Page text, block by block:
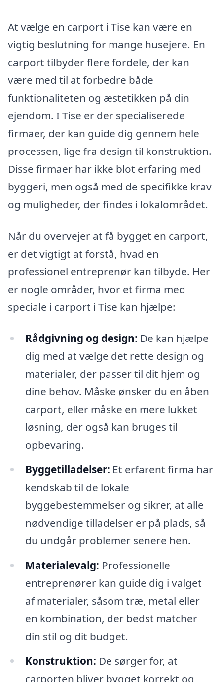
At vælge en carport i Tise kan være en
vigtig beslutning for mange husejere. En
carport tilbyder flere fordele, der kan
være med til at forbedre både
funktionaliteten og æstetikken på din
ejendom. I Tise er der specialiserede
firmaer, der kan guide dig gennem hele
processen, lige fra design til konstruktion.
Disse firmaer har ikke blot erfaring med
byggeri, men også med de specifikke krav
og muligheder, der findes i lokalområdet.
Når du overvejer at få bygget en carport,
er det vigtigt at forstå, hvad en
professionel entreprenør kan tilbyde. Her
er nogle områder, hvor et firma med
speciale i carport i Tise kan hjælpe:
Rådgivning og design: De kan hjælpe
dig med at vælge det rette design og
materialer, der passer til dit hjem og
dine behov. Måske ønsker du en åben
carport, eller måske en mere lukket
løsning, der også kan bruges til
opbevaring.
Byggetilladelser: Et erfarent firma har
kendskab til de lokale
byggebestemmelser og sikrer, at alle
nødvendige tilladelser er på plads, så
du undgår problemer senere hen.
Materialevalg: Professionelle
entreprenører kan guide dig i valget
af materialer, såsom træ, metal eller
en kombination, der bedst matcher
din stil og dit budget.
Konstruktion: De sørger for, at
carporten bliver bygget korrekt og